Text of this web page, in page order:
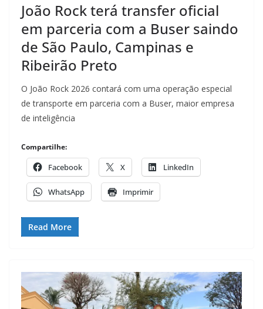
João Rock terá transfer oficial
em parceria com a Buser saindo
de São Paulo, Campinas e
Ribeirão Preto
O João Rock 2026 contará com uma operação especial
de transporte em parceria com a Buser, maior empresa
de inteligência
Compartilhe:
Facebook X LinkedIn
WhatsApp Imprimir
Read More